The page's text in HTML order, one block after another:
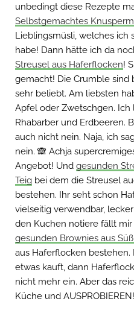
unbedingt diese Rezepte
Selbstgemachtes
Lieblingsmüsli, welches ich
habe! Dann hätte ich da
Streusel aus Haferflocken!
gemacht! Die Crumble sind
sehr beliebt. Am liebsten
Apfel oder Zwetschgen. Ich
Rhabarber und Erdbeeren.
auch nicht nein. Naja, ich
nein. 🙈 Achja
Angebot! Und gesunden
Teig bei dem die Streusel
bestehen. Ihr seht schon
vielseitig verwendbar,
den Kuchen notiere fällt
gesunden Brownies aus
aus Haferflocken
etwas kauft, dann
nicht mehr ein. Aber das
Küche und